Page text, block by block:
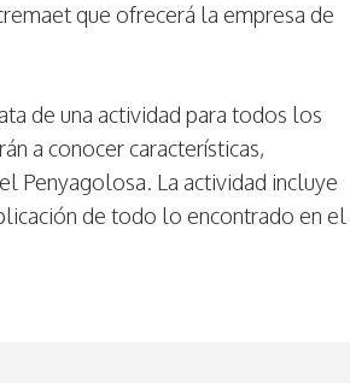
que ofrecerá la empresa de
de una actividad para todos los
a conocer características,
Penyagolosa. La actividad incluye
de todo lo encontrado en el